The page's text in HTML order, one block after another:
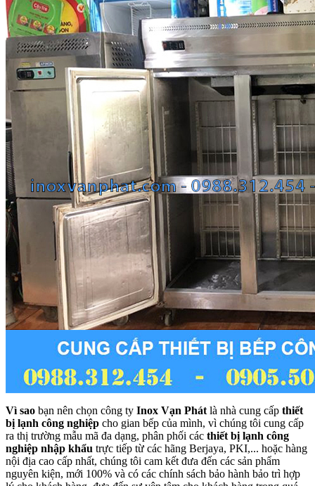
Vì sao bạn nên chọn công ty Inox Vạn Phátlà nhà cung cấp thiết
bị lạnh công nghiệp cho gian bếp của mình, vì chúng tôi cung cấp
ra thị trường mẫu mã đa dạng, phân phối các thiết bị lạnh công
nghiệp nhập khẩu trực tiếp từ các hãng Berjaya, PKI,... hoặc hàng
nội địa cao cấp nhất, chúng tôi cam kết đưa đến các sản phẩm
nguyên kiện, mới 100% và có các chính sách bảo hành bảo trì hợp